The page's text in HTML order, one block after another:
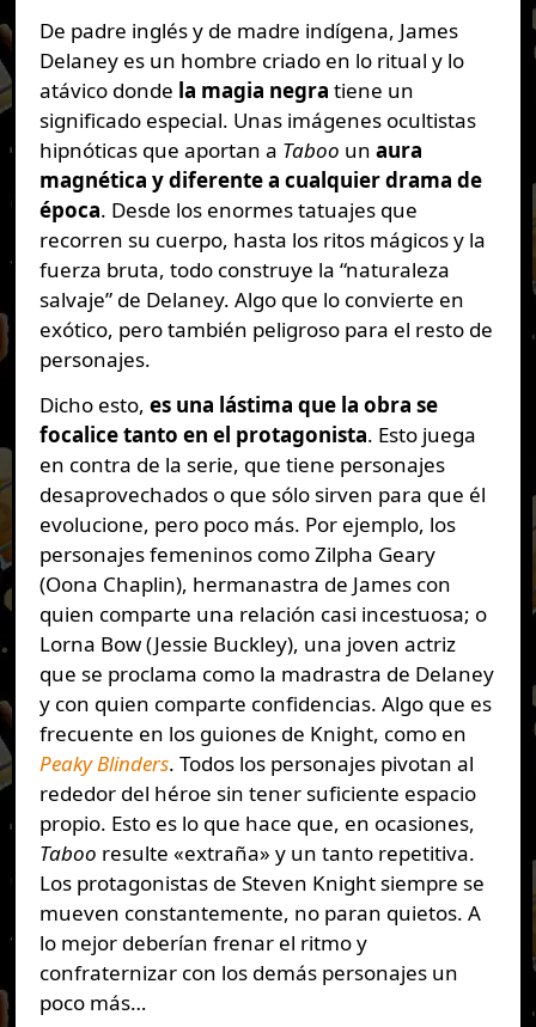
De padre inglés y de madre indígena, James
Delaney es un hombre criado en lo ritual y lo
atávico donde la magia negra tiene un
significado especial. Unas imágenes ocultistas
hipnóticas que aportan a Taboo un aura
magnética y diferente a cualquier drama de
época. Desde los enormes tatuajes que
recorren su cuerpo, hasta los ritos mágicos y la
fuerza bruta, todo construye la “naturaleza
salvaje” de Delaney. Algo que lo convierte en
exótico, pero también peligroso para el resto de
personajes.
Dicho esto, es una lástima que la obra se
focalice tanto en el protagonista. Esto juega
en contra de la serie, que tiene personajes
desaprovechados o que sólo sirven para que él
evolucione, pero poco más. Por ejemplo, los
personajes femeninos como Zilpha Geary
(Oona Chaplin), hermanastra de James con
quien comparte una relación casi incestuosa; o
Lorna Bow (Jessie Buckley), una joven actriz
que se proclama como la madrastra de Delaney
y con quien comparte confidencias. Algo que es
frecuente en los guiones de Knight, como en
Peaky Blinders. Todos los personajes pivotan al
rededor del héroe sin tener suficiente espacio
propio. Esto es lo que hace que, en ocasiones,
Taboo resulte «extraña» y un tanto repetitiva.
Los protagonistas de Steven Knight siempre se
mueven constantemente, no paran quietos. A
lo mejor deberían frenar el ritmo y
confraternizar con los demás personajes un
poco más…